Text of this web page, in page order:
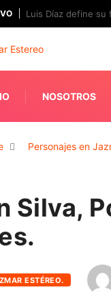
Luis Díaz define
NOSOTROS
Personajes en
Silva,
ESTÉREO.